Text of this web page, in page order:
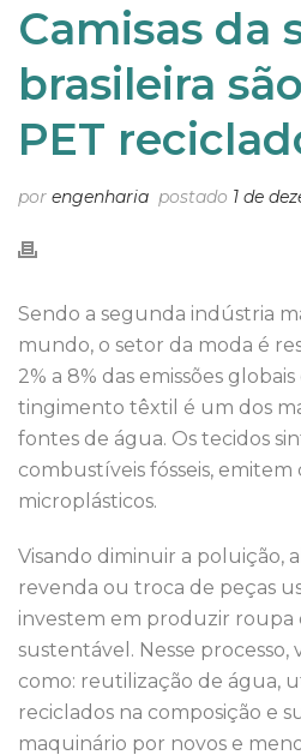
Camisas da
brasileira
PET
por engenharia postado 1 de
Sendo a segunda indústria
mundo, o setor da moda é
2% a 8% das emissões
tingimento têxtil é um dos
fontes de água. Os tecidos
combustíveis fósseis,
microplásticos.
Visando diminuir a poluição,
revenda ou troca de peças
investem em produzir roupa
sustentável. Nesse processo,
como: reutilização de água,
reciclados na composição e
maquinário por novos e